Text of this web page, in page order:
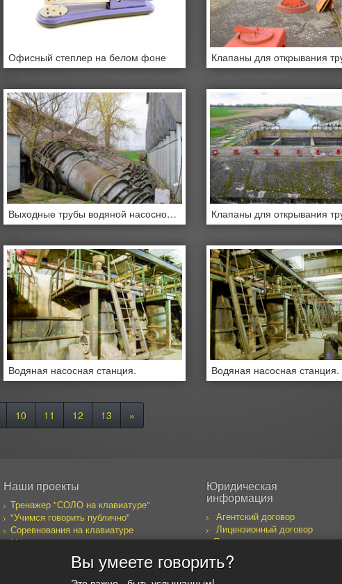
Офисный степлер на белом фоне
Выходные трубы водяной насосной станции.
Водяная насосная станция. Водяная насосная станция.
10 11 12 13 »
Наши проекты
Тренажер "СОЛО на клавиатуре"
"Учимся говорить публично"
Соревнования на клавиатуре
Моя собака желает познакомиться
Дневник предпринимателя
Юридическая
информация
Агентский договор
Лицензионный договор
Правила пользования
сайтом
Вы умеете говорить?